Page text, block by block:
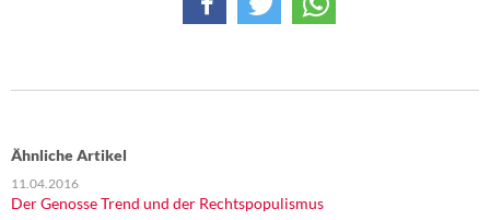
Rosa-Luxemburg-Stiftung
Über mich
Kontakt
Ähnliche Artikel
11.04.2016
Der Genosse Trend und der Rechtspopulismus